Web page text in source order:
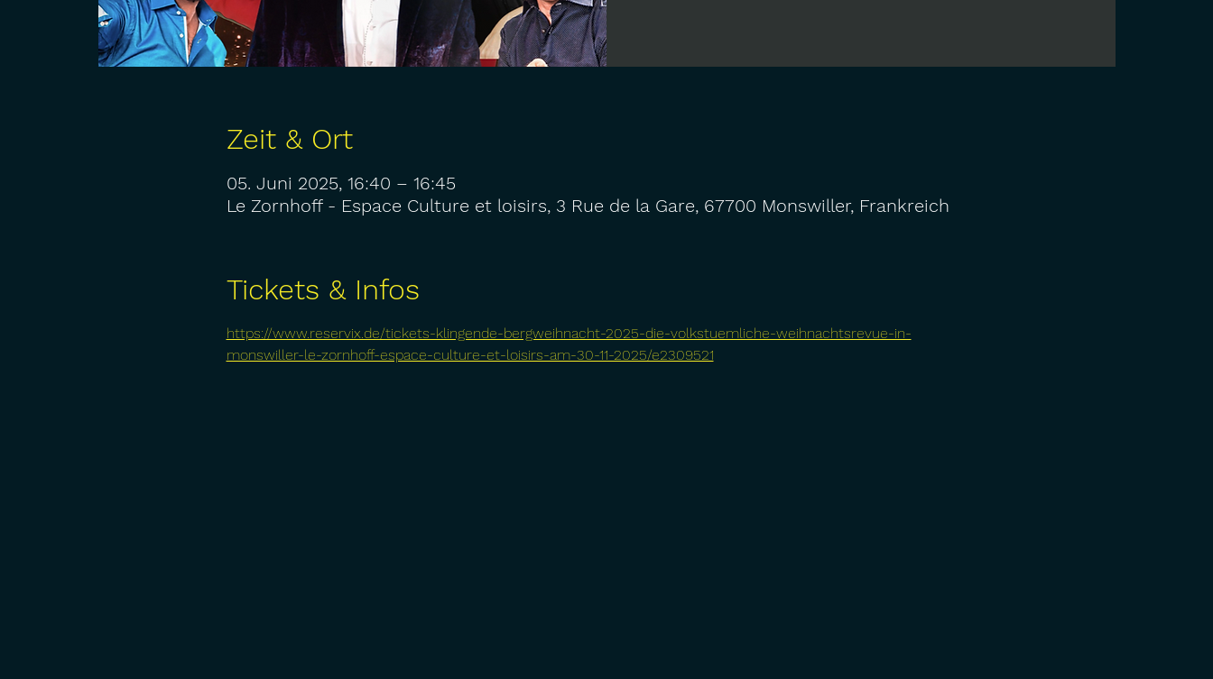
Zeit & Ort
05. Juni 2025, 16:40 – 16:45
Le Zornhoff - Espace Culture et loisirs, 3 Rue de la Gare, 67700 Monswiller, Frankreich
Tickets & Infos
https://www.reservix.de/tickets-klingende-bergweihnacht-2025-die-volkstuemliche-weihnachtsrevue-in-
monswiller-le-zornhoff-espace-culture-et-loisirs-am-30-11-2025/e2309521